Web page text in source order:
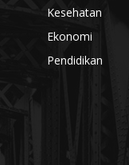
Kesehatan
Ekonomi
Pendidikan